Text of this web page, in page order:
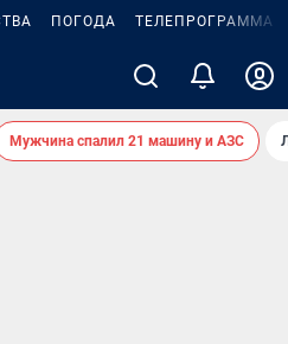
ПОГОДА ТЕЛЕПРОГРАММА
Мужчина спалил 21 машину и АЗС